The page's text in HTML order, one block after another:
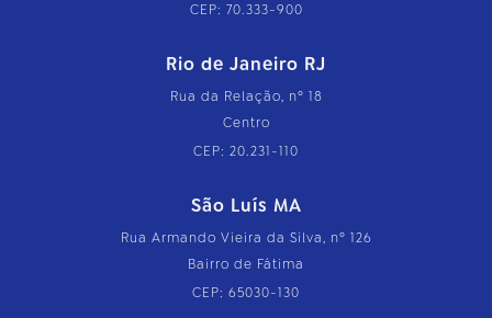
CEP: 70.333-900
Rio de Janeiro RJ
Rua da Relação, nº 18
Centro
CEP: 20.231-110
São Luís MA
Rua Armando Vieira da Silva, nº 126
Bairro de Fátima
CEP: 65030-130